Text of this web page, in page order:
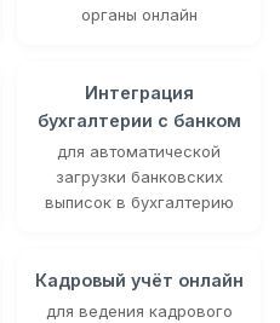
органы онлайн
Интеграция
бухгалтерии с банком
для автоматической
загрузки банковских
выписок в бухгалтерию
Кадровый учёт онлайн
для ведения кадрового